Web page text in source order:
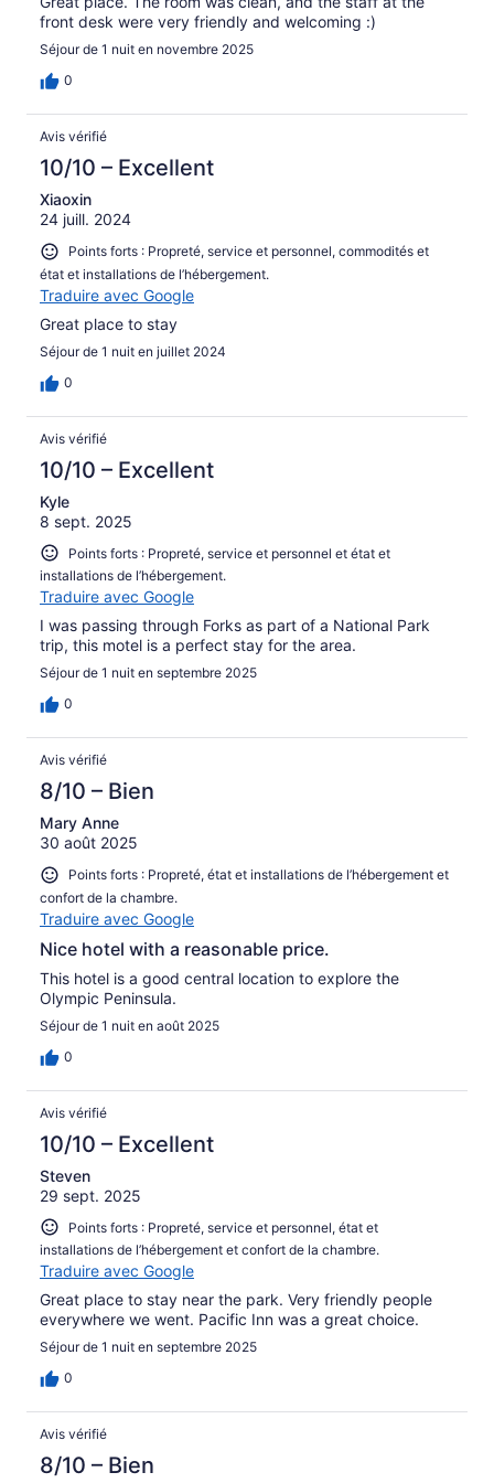
front desk were very friendly and welcoming :)
Séjour de 1 nuit en novembre 2025
0
Avis vérifié
10/10 – Excellent
Xiaoxin
24 juill. 2024
Points forts : Propreté, service et personnel, commodités et
état et installations de l’hébergement.
Traduire avec Google
Great place to stay
Séjour de 1 nuit en juillet 2024
0
Avis vérifié
10/10 – Excellent
Kyle
8 sept. 2025
Points forts : Propreté, service et personnel et état et
installations de l’hébergement.
Traduire avec Google
I was passing through Forks as part of a National Park
trip, this motel is a perfect stay for the area.
Séjour de 1 nuit en septembre 2025
0
Avis vérifié
8/10 – Bien
Mary Anne
30 août 2025
Points forts : Propreté, état et installations de l’hébergement et
confort de la chambre.
Traduire avec Google
Nice hotel with a reasonable price.
This hotel is a good central location to explore the
Olympic Peninsula.
Séjour de 1 nuit en août 2025
0
Avis vérifié
10/10 – Excellent
Steven
29 sept. 2025
Points forts : Propreté, service et personnel, état et
installations de l’hébergement et confort de la chambre.
Traduire avec Google
Great place to stay near the park. Very friendly people
everywhere we went. Pacific Inn was a great choice.
Séjour de 1 nuit en septembre 2025
0
Avis vérifié
8/10 – Bien